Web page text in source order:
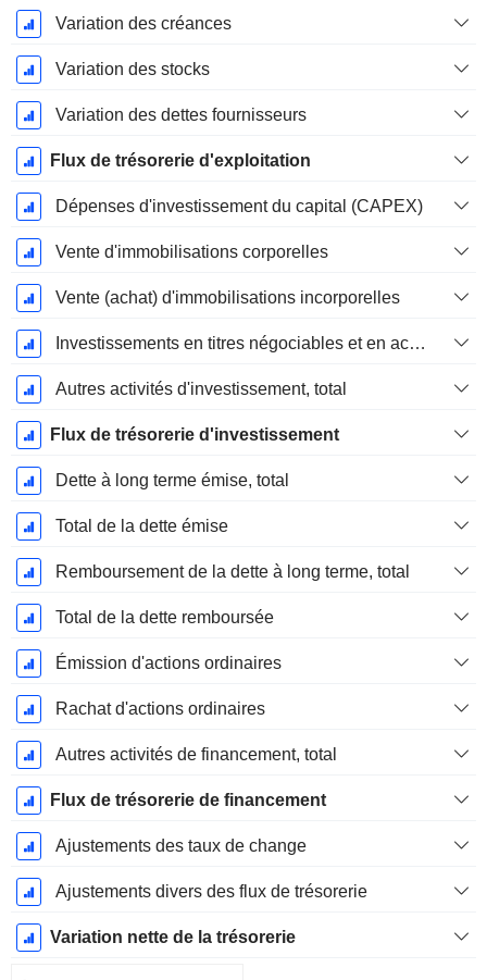
Variation des créances
Variation des stocks
Variation des dettes fournisseurs
Flux de trésorerie d'exploitation
Dépenses d'investissement du capital (CAPEX)
Vente d'immobilisations corporelles
Vente (achat) d'immobilisations incorporelles
Investissements en titres négociables et en actions, total
Autres activités d'investissement, total
Flux de trésorerie d'investissement
Dette à long terme émise, total
Total de la dette émise
Remboursement de la dette à long terme, total
Total de la dette remboursée
Émission d'actions ordinaires
Rachat d'actions ordinaires
Autres activités de financement, total
Flux de trésorerie de financement
Ajustements des taux de change
Ajustements divers des flux de trésorerie
Variation nette de la trésorerie